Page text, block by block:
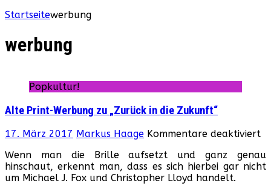
Startseitewerbung
werbung
Popkultur!
Alte Print-Werbung zu „Zurück in die Zukunft“
17. März 2017 Markus Haage Kommentare deaktiviert
Wenn man die Brille aufsetzt und ganz genau
hinschaut, erkennt man, dass es sich hierbei gar nicht
um Michael J. Fox und Christopher Lloyd handelt.